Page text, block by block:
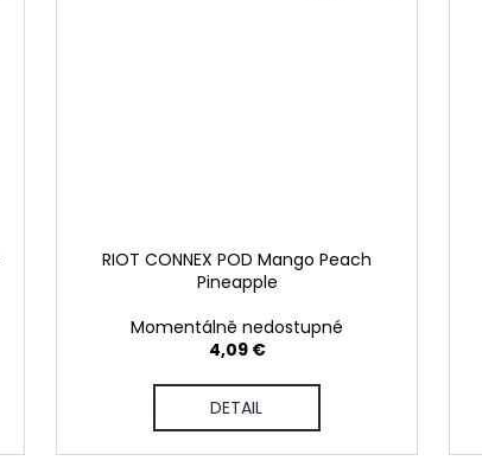
RIOT CONNEX POD Mango Peach
Pineapple
Momentálně nedostupné
4,09 €
DETAIL